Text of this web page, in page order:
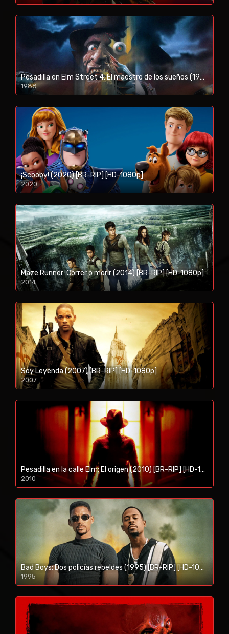
Pesadilla en Elm Street 4: El maestro de los sueños (1988) [BR-RIP] [HD-1080p]
1988
¡Scooby! (2020) [BR-RIP] [HD-1080p]
2020
1080p/720p
Maze Runner: Correr o morir (2014) [BR-RIP] [HD-1080p]
2014
1080p/720p
Soy Leyenda (2007) [BR-RIP] [HD-1080p]
2007
1080p/720p
Pesadilla en la calle Elm: El origen (2010) [BR-RIP] [HD-1080p]
2010
1080p/720p
Bad Boys: Dos policías rebeldes (1995) [BR-RIP] [HD-1080p]
1995
1080p/720p